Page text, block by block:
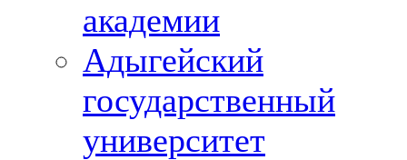
академии
Адыгейский
государственный
университет